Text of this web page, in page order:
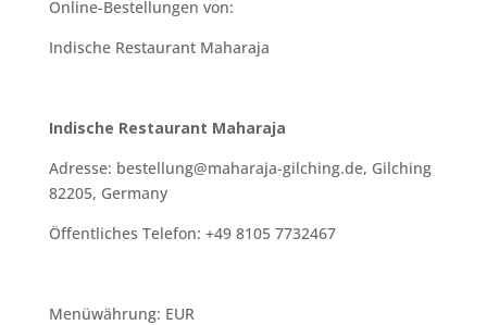
Online-Bestellungen von:
Indische Restaurant Maharaja
Indische Restaurant Maharaja
Adresse: bestellung@maharaja-gilching.de, Gilching
82205, Germany
Öffentliches Telefon: +49 8105 7732467
Menüwährung: EUR